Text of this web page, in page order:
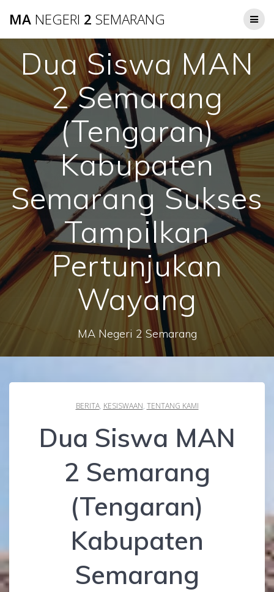
to
MA NEGERI 2 SEMARANG
Dua Siswa MAN
2 Semarang
(Tengaran)
Kabupaten
Semarang Sukses
Tampilkan
Pertunjukan
Wayang
MA Negeri 2 Semarang
BERITA, KESISWAAN, TENTANG KAMI
Dua Siswa MAN
2 Semarang
(Tengaran)
Kabupaten
Semarang